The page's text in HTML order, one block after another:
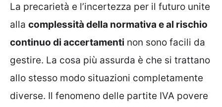
La precarietà e l’incertezza per il futuro unite
alla complessità della normativa e al rischio
continuo di accertamenti non sono facili da
gestire. La cosa più assurda è che si trattano
allo stesso modo situazioni completamente
diverse. Il fenomeno delle partite IVA povere